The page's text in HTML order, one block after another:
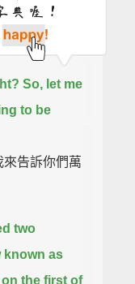
So, let me
to be
告訴你們萬
two
known as
the first of